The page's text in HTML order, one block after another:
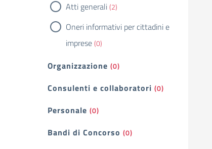
Atti generali(2)
Oneri informativi per cittadini e
imprese(0)
Organizzazione (0)
Consulenti e collaboratori (0)
Personale (0)
Bandi di Concorso (0)